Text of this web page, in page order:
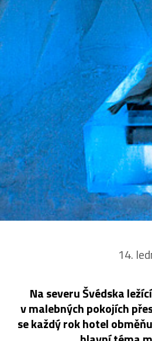
14.
Na severu Švédska
v malebných pokojích
se každý rok hotel